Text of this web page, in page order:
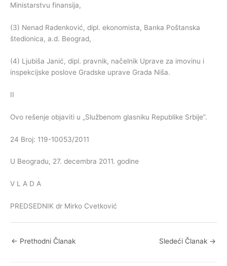
Ministarstvu finansija,
(3) Nenad Radenković, dipl. ekonomista, Banka Poštanska
štedionica, a.d. Beograd,
(4) Ljubiša Janić, dipl. pravnik, načelnik Uprave za imovinu i
inspekcijske poslove Gradske uprave Grada Niša.
II
Ovo rešenje objaviti u „Službenom glasniku Republike Srbije”.
24 Broj: 119-10053/2011
U Beogradu, 27. decembra 2011. godine
V L A D A
PREDSEDNIK dr Mirko Cvetković
← Prethodni Članak Sledeći Članak →